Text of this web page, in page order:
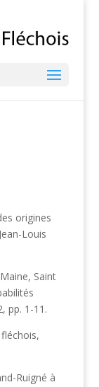
origines
Louis
Saint
pp. 1-11.
Ruigné à